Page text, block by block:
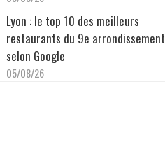
Lyon : le top 10 des meilleurs
restaurants du 9e arrondissement
selon Google
05/08/26